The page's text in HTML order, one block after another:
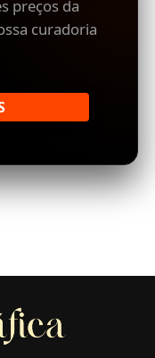
preços da
curadoria